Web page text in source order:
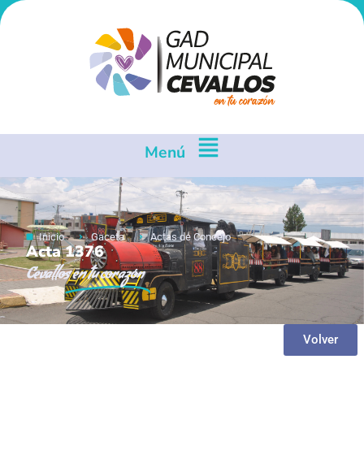
Menú
Inicio Gaceta Actas de Concejo
Acta 1376
Cevallosen tu corazón
Volver